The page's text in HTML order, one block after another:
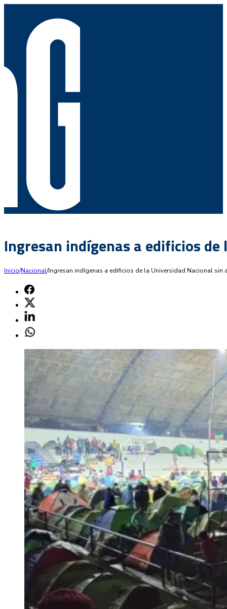
Ingresan indígenas a edificios
Inicio/Nacional/Ingresan indígenas a edificios de la Universidad Nacional sin